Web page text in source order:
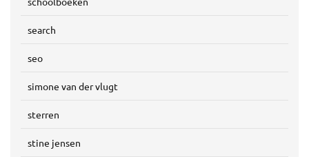
search
seo
simone van der vlugt
sterren
stine jensen